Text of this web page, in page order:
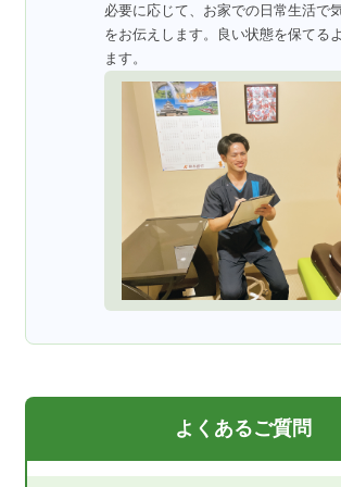
必要に応じて、お家での日常生活で
をお伝えします。良い状態を保てる
ます。
よくあるご質問